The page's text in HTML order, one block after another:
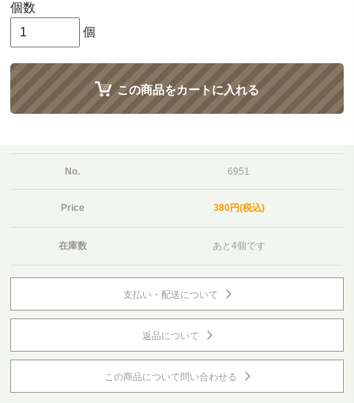
個数
個
この商品をカートに入れる
No. 6951
Price 380円(税込)
在庫数 あと4個です
支払い・配送について
返品について
この商品について問い合わせる